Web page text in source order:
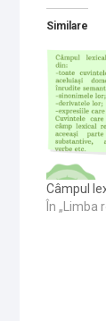
Similare
Câmpul
În „Limba